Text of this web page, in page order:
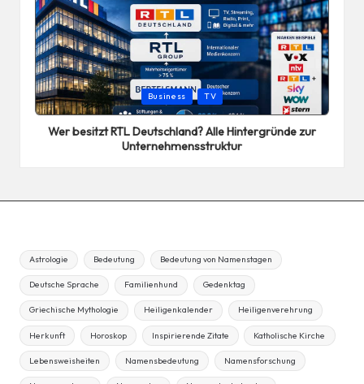
Posted
in
Business TV
Wer besitzt RTL Deutschland? Alle Hintergründe zur
Unternehmensstruktur
Astrologie Bedeutung Bedeutung von Namenstagen
Deutsche Sprache Familienhund Gedenktag
Griechische Mythologie Heiligenkalender Heiligenverehrung
Herkunft Horoskop Inspirierende Zitate Katholische Kirche
Lebensweisheiten Namensbedeutung Namensforschung